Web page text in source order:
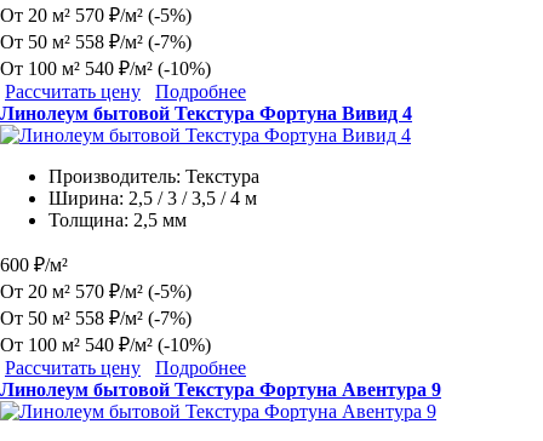
От 20 м² 570 ₽/м² (-5%)
От 50 м² 558 ₽/м² (-7%)
От 100 м² 540 ₽/м² (-10%)
Рассчитать цену
Подробнее
Линолеум бытовой Текстура Фортуна Вивид 4
Производитель: Текстура
Ширина: 2,5 / 3 / 3,5 / 4 м
Толщина: 2,5 мм
600 ₽/м²
От 20 м² 570 ₽/м² (-5%)
От 50 м² 558 ₽/м² (-7%)
От 100 м² 540 ₽/м² (-10%)
Рассчитать цену
Подробнее
Линолеум бытовой Текстура Фортуна Авентура 9